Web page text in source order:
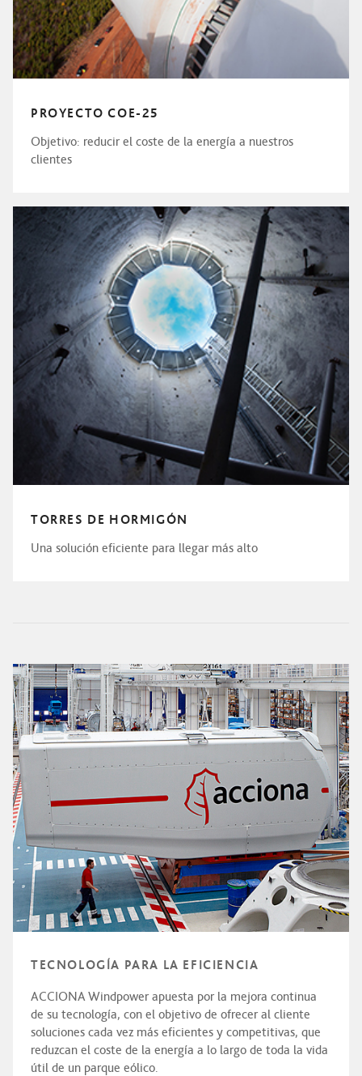
PROYECTO COE-25
Objetivo: reducir el coste de la energía a nuestros
clientes
TORRES DE HORMIGÓN
Una solución eficiente para llegar más alto
TECNOLOGÍA PARA LA EFICIENCIA
ACCIONA Windpower apuesta por la mejora continua
de su tecnología, con el objetivo de ofrecer al cliente
soluciones cada vez más eficientes y competitivas, que
reduzcan el coste de la energía a lo largo de toda la vida
útil de un parque eólico.